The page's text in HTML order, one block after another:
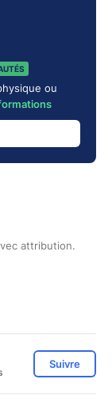
ou
attribution.
Suivre